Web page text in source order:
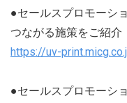
●セールスプロモーシ
つながる施策をご紹介
https://uv-
●セールスプロモーシ